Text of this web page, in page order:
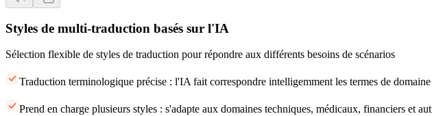
Styles de multi-traduction basés sur l'IA
Sélection flexible de styles de traduction pour répondre aux différents besoins de scénarios
Traduction terminologique précise : l'IA fait correspondre intelligemment les termes de
Prend en charge plusieurs styles : s'adapte aux domaines techniques, médicaux, financiers et